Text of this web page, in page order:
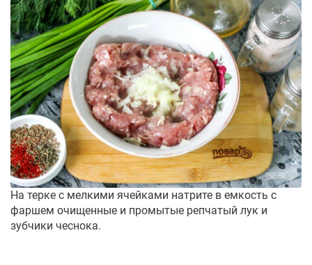
На терке с мелкими ячейками натрите в емкость с
фаршем очищенные и промытые репчатый лук и
зубчики чеснока.